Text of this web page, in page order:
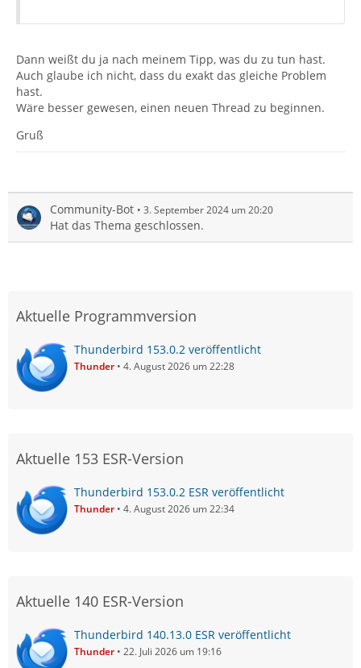
Dann weißt du ja nach meinem Tipp, was du zu tun hast.
Auch glaube ich nicht, dass du exakt das gleiche Problem
hast.
Wäre besser gewesen, einen neuen Thread zu beginnen.
Gruß
Community-Bot 3. September 2024 um 20:20
Hat das Thema geschlossen.
Aktuelle Programmversion
Thunderbird 153.0.2 veröffentlicht
Thunder 4. August 2026 um 22:28
Aktuelle 153 ESR-Version
Thunderbird 153.0.2 ESR veröffentlicht
Thunder 4. August 2026 um 22:34
Aktuelle 140 ESR-Version
Thunderbird 140.13.0 ESR veröffentlicht
Thunder 22. Juli 2026 um 19:16